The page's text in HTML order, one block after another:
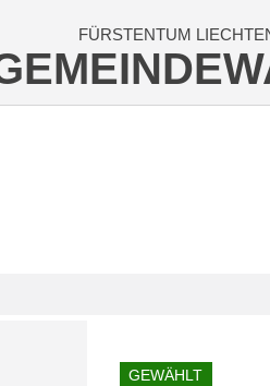
FÜRSTENTUM
GEWÄHLT